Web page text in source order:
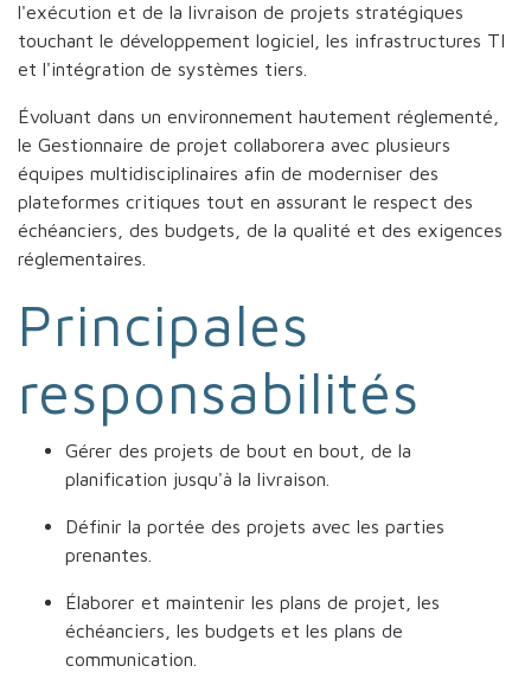
l'exécution et de la livraison de projets stratégiques
touchant le développement logiciel, les infrastructures TI
et l'intégration de systèmes tiers.
Évoluant dans un environnement hautement réglementé,
le Gestionnaire de projet collaborera avec plusieurs
équipes multidisciplinaires afin de moderniser des
plateformes critiques tout en assurant le respect des
échéanciers, des budgets, de la qualité et des exigences
réglementaires.
Principales
responsabilités
Gérer des projets de bout en bout, de la
planification jusqu'à la livraison.
Définir la portée des projets avec les parties
prenantes.
Élaborer et maintenir les plans de projet, les
échéanciers, les budgets et les plans de
communication.